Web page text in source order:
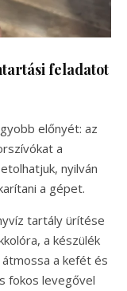
feladatot
előnyét: az
a
nyilván
a gépet.
tartály ürítése
a készülék
a kefét és
fokos levegővel